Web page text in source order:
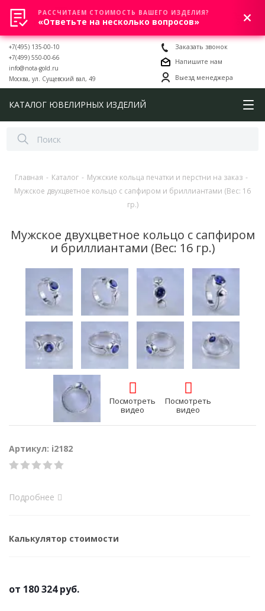
0
+7(495) 135-00-10
+7(499) 550-00-66
info@nota-gold.ru
Москва, ул. Сущевский вал, 49
Заказать звонок
Напишите нам
Выезд менеджера
КАТАЛОГ ЮВЕЛИРНЫХ ИЗДЕЛИЙ
Главная - Каталог - Мужские кольца печатки и перстни на заказ -
Мужское двухцветное кольцо с сапфиром и бриллиантами (Вес: 16
гр.)
Мужское двухцветное кольцо с сапфиром
и бриллиантами (Вес: 16 гр.)
Посмотреть
видео
Посмотреть
видео
Артикул: i2182
Подробнее
Калькулятор стоимости
от 180 324 руб.
РАССЧИТАЕМ СТОИМОСТЬ ВАШЕГО ИЗДЕЛИЯ?
«Ответьте на несколько вопросов»